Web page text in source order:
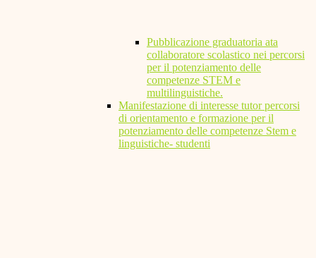
Pubblicazione graduatoria ata
collaboratore scolastico nei percorsi
per il potenziamento delle
competenze STEM e
multilinguistiche.
Manifestazione di interesse tutor percorsi
di orientamento e formazione per il
potenziamento delle competenze Stem e
linguistiche- studenti